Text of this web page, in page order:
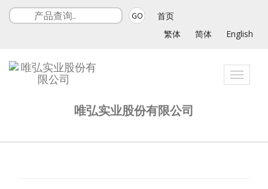
GO
首页
繁体
简体 English
Toggle
唯弘实业股份有限公司